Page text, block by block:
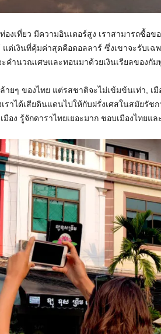
องเที่ยว มีความอินเตอร์สูง เราสามารถซื้อข
ต่เงินที่คุ้มค่าสุดคือดอลลาร์ ซึ่งเขาจะรับเฉ
คำนวณเศษและทอนมาด้วยเงินเรียลของกัม
ายๆ ของไทย แต่รสชาติจะไม่เข้มข้นเท่า, เ
ราได้เสียดินแดนไปให้กับฝรั่งเศสในสมัยรัช
มือง รู้จักดาราไทยเยอะมาก ชอบเมืองไทยแ